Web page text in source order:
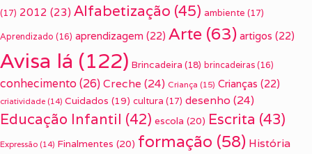
(17) 2012 (23) Alfabetização (45) ambiente (17)
Aprendizado (16) aprendizagem (22) Arte (63) artigos (22)
Avisa lá (122) Brincadeira (18) brincadeiras (16)
conhecimento(26) Creche (24) Criança (15) Crianças (22)
criatividade (14) Cuidados (19) cultura (17) desenho (24)
Educação Infantil (42) escola (20) Escrita (43)
Expressão (14) Finalmentes (20) formação (58) História